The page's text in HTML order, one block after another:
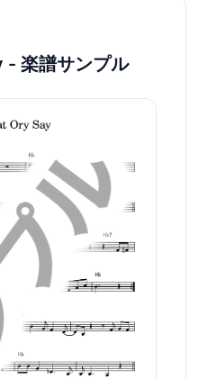
- 楽譜サンプル